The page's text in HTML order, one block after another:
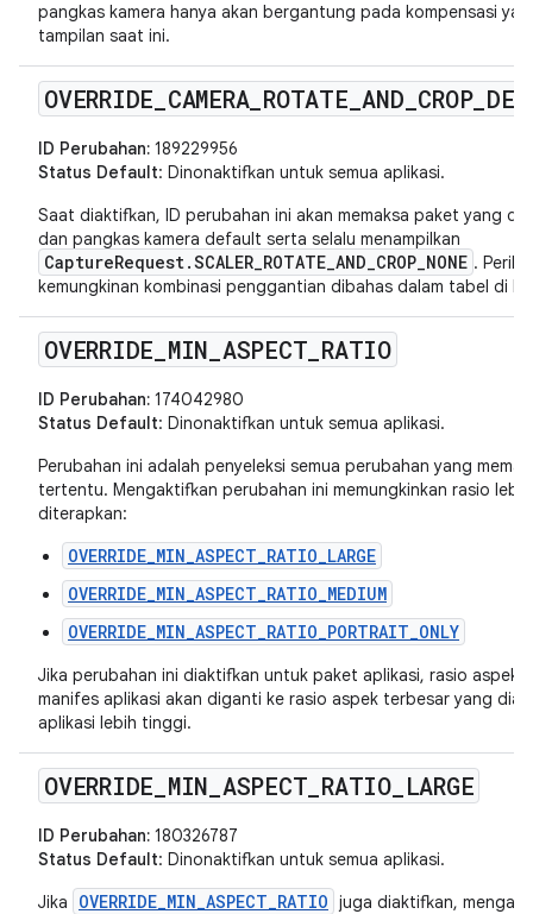
pangkas kamera hanya akan bergantung pada kompensasi
tampilan saat ini.
OVERRIDE CAMERA_ ROTATE AND CROP_
ID Perubahan: 189229956
Status Default: Dinonaktifkan untuk semua aplikasi.
Saat diaktifkan, ID perubahan ini akan memaksa paket yang
dan pangkas kamera default serta selalu menampilkan
CaptureRequest.SCALER_ROTATE_AND_CROP_NONE .
kemungkinan kombinasi penggantian dibahas dalam tabel di
OVERRIDE MIN ASPECT RATIO
ID Perubahan: 174042980
Status Default: Dinonaktifkan untuk semua aplikasi.
Perubahan ini adalah penyeleksi semua perubahan yang
tertentu. Mengaktifkan perubahan ini memungkinkan rasio
diterapkan:
OVERRIDE_MIN_ASPECT_RATIO_LARGE
OVERRIDE_MIN_ASPECT_RATIO_MEDIUM
OVERRIDE_MIN_ASPECT_RATIO_PORTRAIT_ONLY
Jika perubahan ini diaktifkan untuk paket aplikasi, rasio aspek
manifes aplikasi akan diganti ke rasio aspek terbesar yang
aplikasi lebih tinggi.
OVERRIDE MIN ASPECT RATIO_ LARGE
ID Perubahan: 180326787
Status Default: Dinonaktifkan untuk semua aplikasi.
Jika
OVERRIDE_MIN_ASPECT_RATIO juga diaktifkan,